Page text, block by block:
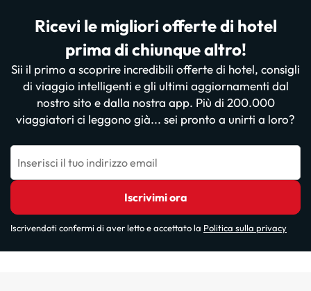
Ricevi le migliori offerte di hotel
prima di chiunque altro!
Sii il primo a scoprire incredibili offerte di hotel, consigli
di viaggio intelligenti e gli ultimi aggiornamenti dal
nostro sito e dalla nostra app. Più di 200.000
viaggiatori ci leggono già... sei pronto a unirti a loro?
Inserisci il tuo indirizzo email
Iscrivimi ora
Iscrivendoti confermi di aver letto e accettato la Politica sulla privacy